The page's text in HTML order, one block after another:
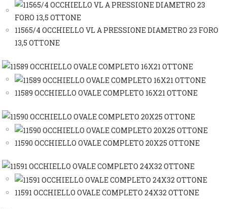
11565/4 OCCHIELLO VL A PRESSIONE DIAMETRO 23 FORO
13,5 OTTONE
11589 OCCHIELLO OVALE COMPLETO 16X21 OTTONE
11590 OCCHIELLO OVALE COMPLETO 20X25 OTTONE
11591 OCCHIELLO OVALE COMPLETO 24X32 OTTONE